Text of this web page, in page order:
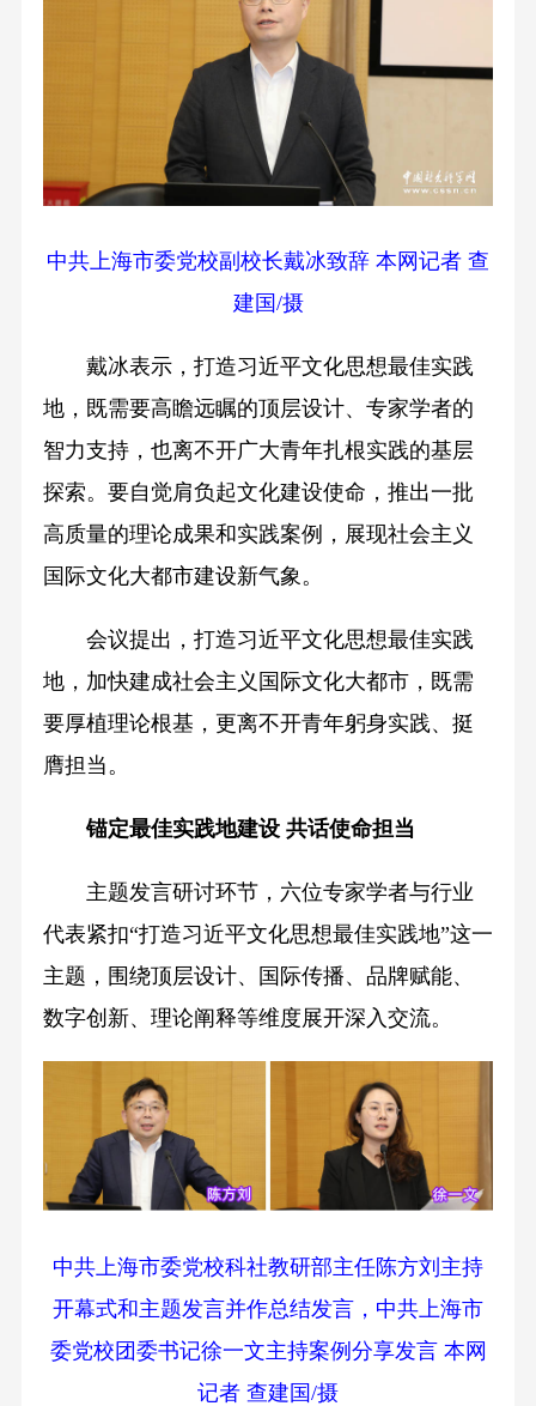
中共上海市委党校副校长戴冰致辞 本网记者 查
建国/摄
戴冰表示，打造习近平文化思想最佳实践
地，既需要高瞻远瞩的顶层设计、专家学者的
智力支持，也离不开广大青年扎根实践的基层
探索。要自觉肩负起文化建设使命，推出一批
高质量的理论成果和实践案例，展现社会主义
国际文化大都市建设新气象。
会议提出，打造习近平文化思想最佳实践
地，加快建成社会主义国际文化大都市，既需
要厚植理论根基，更离不开青年躬身实践、挺
膺担当。
锚定最佳实践地建设 共话使命担当
主题发言研讨环节，六位专家学者与行业
代表紧扣“打造习近平文化思想最佳实践地”这一
主题，围绕顶层设计、国际传播、品牌赋能、
数字创新、理论阐释等维度展开深入交流。
中共上海市委党校科社教研部主任陈方刘主持
开幕式和主题发言并作总结发言，中共上海市
委党校团委书记徐一文主持案例分享发言 本网
记者 查建国/摄